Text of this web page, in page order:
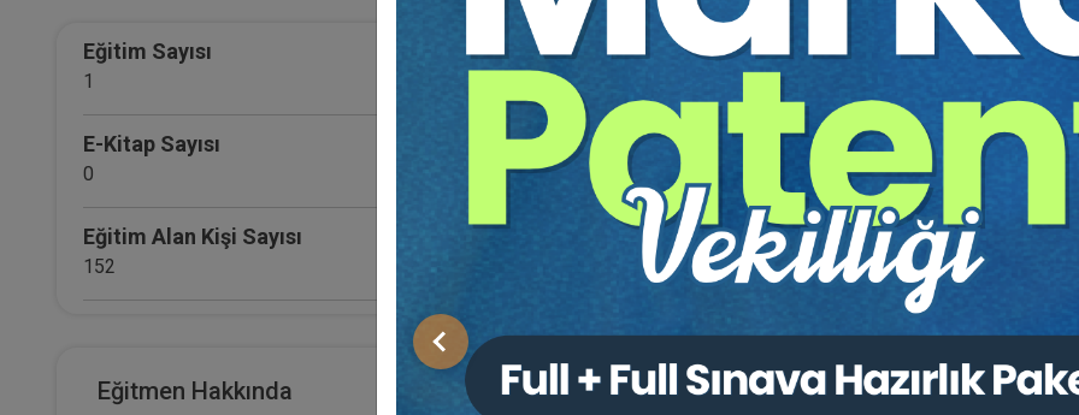
Önceki
Eğitim Sayısı
1
E-Kitap Sayısı
0
Eğitim Alan Kişi Sayısı
152
Eğitim Yapıldı Tekrar Talep Et
Eğitmen Hakkında